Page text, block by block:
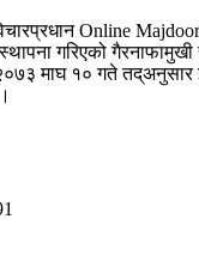
Online
गरिएको गैरनाफामुखी
माघ १० गते